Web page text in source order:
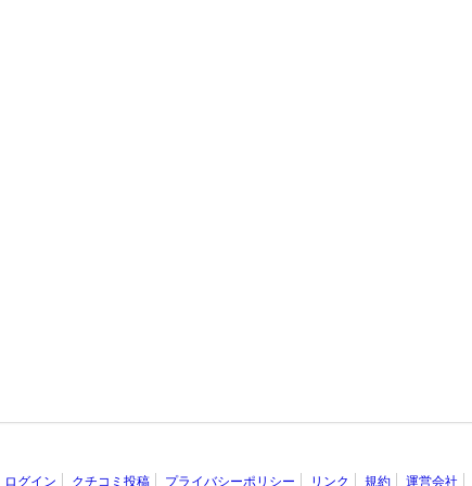
ログイン クチコミ投稿 プライバシーポリシー リンク 規約 運営会社